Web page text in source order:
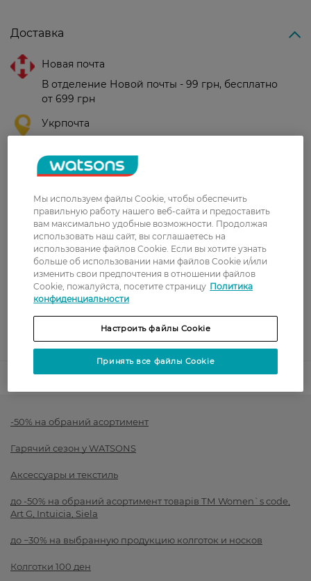
Доставка
Новая почта
В отделение Новой почты - 99 грн, бесплатно
от 699 грн
Укрпочта
доставка от – 599 грн
Стоимость доставки – 0 грн
Показать больше
Оплата
Оплата картой
Показать больше
Код товара
-50% на обраний асортимент
Гарячий сезон у WATSONS
Аксессуары и текстиль
до -50% на обраний асортимент товарів ТМ Women`s code,
Art G, Intuicia, Siela
до −30% на выбранную продукцию колготок и носков
Колготки 100 ден
Мы используем файлы Cookie, чтобы обеспечить
правильную работу нашего веб-сайта и предоставить
вам максимально удобные возможности. Продолжая
использовать наш сайт, вы соглашаетесь на
использование файлов Cookie. Если вы хотите узнать
больше об использовании нами файлов Cookie и/или
изменить свои предпочтения в отношении файлов
Cookie, пожалуйста, посетите страницу Политика
конфиденциальности
Настроить файлы Cookie
Принять все файлы Cookie